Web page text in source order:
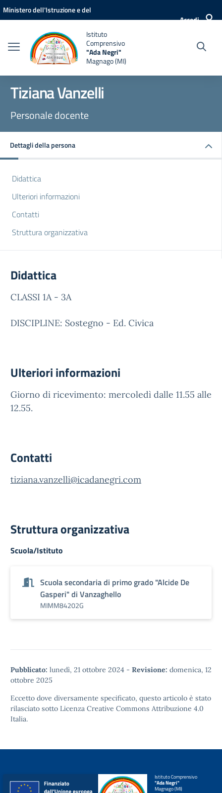
Vai ai contenuti
Vai al menu di navigazione
Vai al footer
Ministero dell'Istruzione e del
Accedi
Istituto
Comprensivo
"Ada Negri"
Magnago (MI)
Tiziana Vanzelli
Personale docente
Dettagli della persona
Didattica
Ulteriori informazioni
Contatti
Struttura organizzativa
Didattica
CLASSI 1A - 3A
DISCIPLINE: Sostegno - Ed. Civica
Ulteriori informazioni
Giorno di ricevimento: mercoledì dalle 11.55 alle
12.55.
Contatti
tiziana.vanzelli@icadanegri.com
Struttura organizzativa
Scuola/Istituto
Scuola secondaria di primo grado "Alcide De
Gasperi" di Vanzaghello
MIMM84202G
Pubblicato: lunedì, 21 ottobre 2024 - Revisione: domenica, 12
ottobre 2025
Eccetto dove diversamente specificato, questo articolo è stato
rilasciato sotto Licenza Creative Commons Attribuzione 4.0
Italia.
Istituto Comprensivo
"Ada Negri"
Magnago (MI)